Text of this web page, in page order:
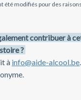
été modifiés pour des
contribuer à
?
à info@aide-alcool.be